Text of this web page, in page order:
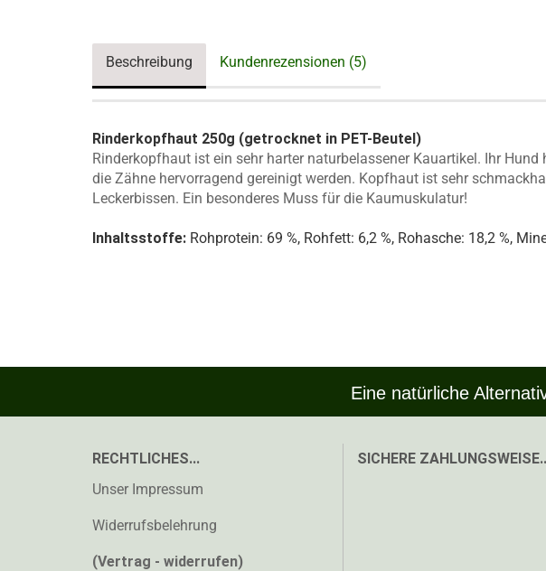
Beschreibung Kundenrezensionen (5)
Rinderkopfhaut 250g (getrocknet in PET-Beutel)
Rinderkopfhaut ist ein sehr harter naturbelassener Kauartikel. Ihr
die Zähne hervorragend gereinigt werden. Kopfhaut ist sehr
Leckerbissen. Ein besonderes Muss für die Kaumuskulatur!
Inhaltsstoffe: Rohprotein: 69 %, Rohfett: 6,2 %, Rohasche: 18,2 %,
Eine natürliche
RECHTLICHES...
Unser Impressum
Widerrufsbelehrung
(Vertrag - widerrufen)
SICHERE